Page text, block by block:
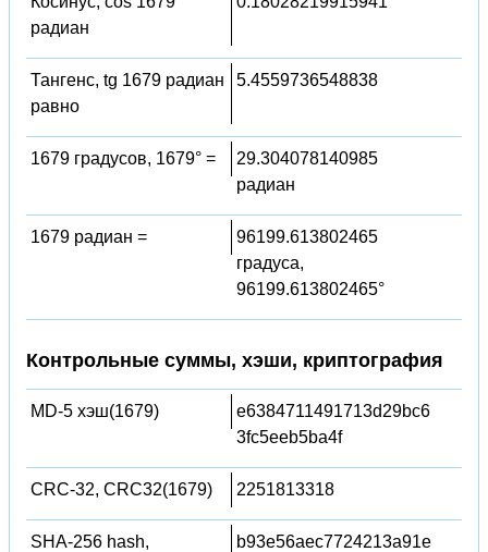
радиан
Тангенс, tg 1679 радиан
равно
5.4559736548838
1679 градусов, 1679° =
29.304078140985
радиан
1679 радиан =
96199.613802465
градуса,
96199.613802465°
Контрольные суммы, хэши, криптография
MD-5 хэш(1679)
e6384711491713d29bc6
3fc5eeb5ba4f
CRC-32, CRC32(1679) 2251813318
SHA-256 hash,
b93e56aec7724213a91e